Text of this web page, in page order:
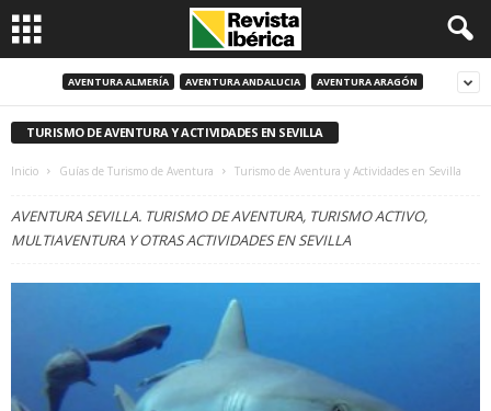
AVENTURA ALMERÍA AVENTURA ANDALUCIA AVENTURA ARAGÓN
TURISMO DE AVENTURA Y ACTIVIDADES EN SEVILLA
Inicio Guías de Turismo de Aventura Turismo de Aventura y Actividades en Sevilla
AVENTURA SEVILLA. TURISMO DE AVENTURA, TURISMO ACTIVO,
MULTIAVENTURA Y OTRAS ACTIVIDADES EN SEVILLA